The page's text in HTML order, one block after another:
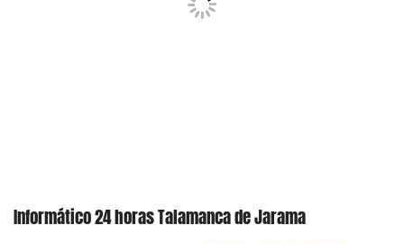
Informático 24 horas Talamanca de Jarama